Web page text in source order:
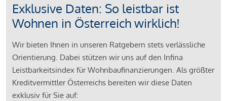
Exklusive Daten: So leistbar ist
Wohnen in Österreich wirklich!
Wir bieten Ihnen in unseren Ratgebern stets verlässliche
Orientierung. Dabei stützen wir uns auf den Infina
Leistbarkeitsindex für Wohnbaufinanzierungen. Als größter
Kreditvermittler Österreichs bereiten wir diese Daten
exklusiv für Sie auf: